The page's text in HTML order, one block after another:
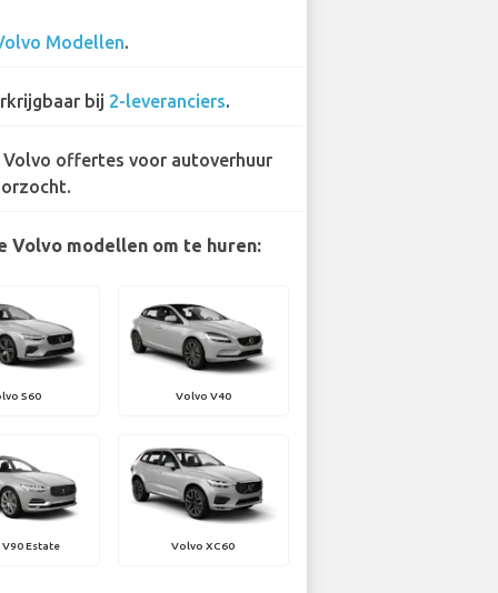
Modellen.
bij 2-leveranciers.
Volvo offertes voor autoverhuur
Volvo modellen om te huren:
S60 Volvo V40
Estate Volvo XC60